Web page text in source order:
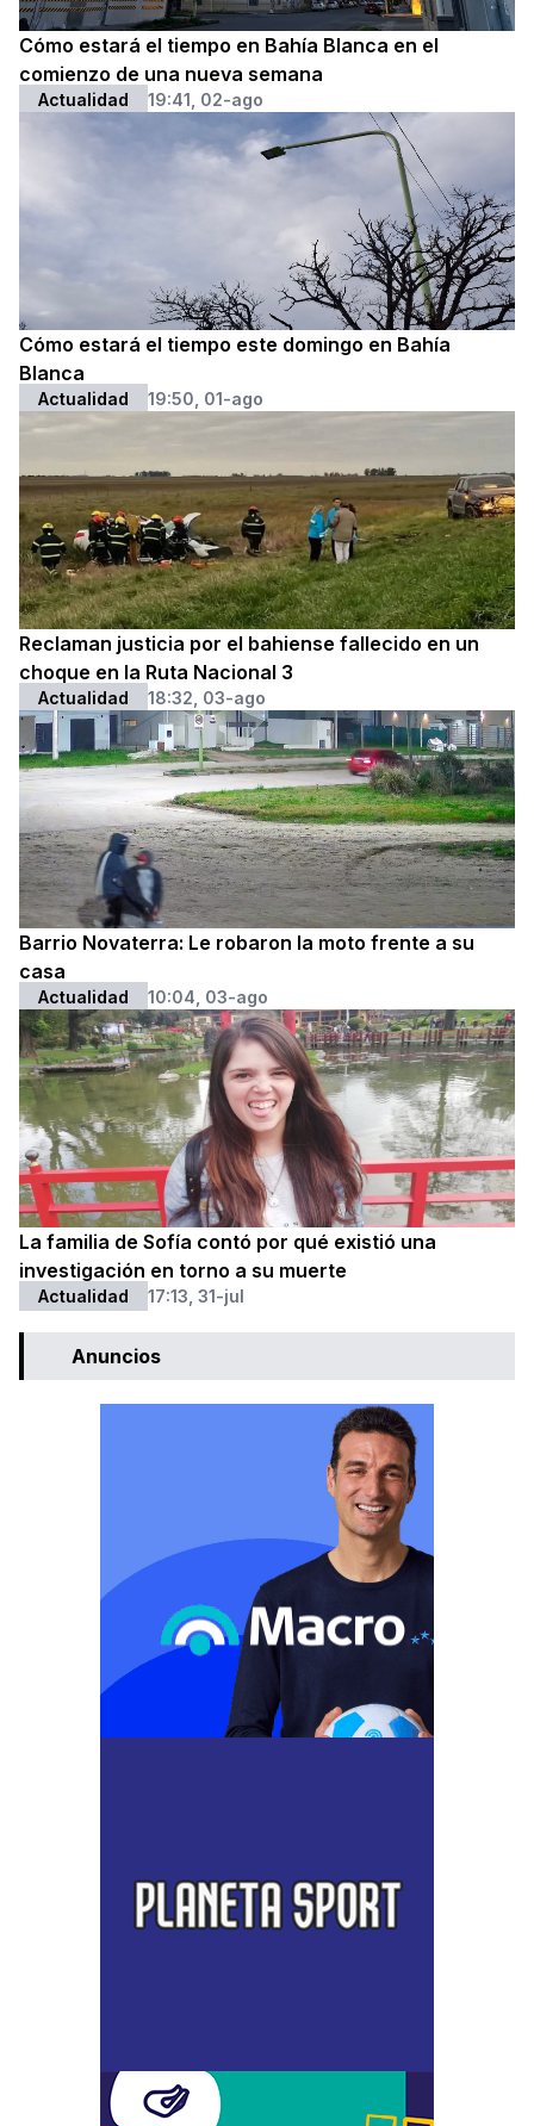
Cómo estará el tiempo en Bahía Blanca en el
comienzo de una nueva semana
Actualidad 19:41, 02-ago
Cómo estará el tiempo este domingo en Bahía
Blanca
Actualidad 19:50, 01-ago
Reclaman justicia por el bahiense fallecido en un
choque en la Ruta Nacional 3
Actualidad 18:32, 03-ago
Barrio Novaterra: Le robaron la moto frente a su
casa
Actualidad 10:04, 03-ago
La familia de Sofía contó por qué existió una
investigación en torno a su muerte
Actualidad 17:13, 31-jul
Anuncios